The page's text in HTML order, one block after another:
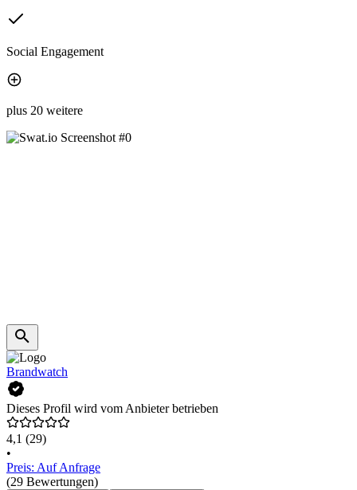
Social Engagement
plus 20 weitere
Brandwatch
Dieses Profil wird vom Anbieter betrieben
4,1 (29)
•
Preis: Auf Anfrage
(29 Bewertungen)